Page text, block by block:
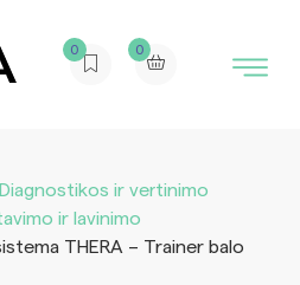
0 0
Diagnostikos ir vertinimo
ir lavinimo
THERA – Trainer balo